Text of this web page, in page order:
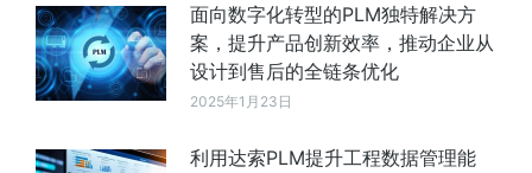
面向数字化转型的PLM独特解决方
案，提升产品创新效率，推动企业从
设计到售后的全链条优化
2025年1月23日
利用达索PLM提升工程数据管理能